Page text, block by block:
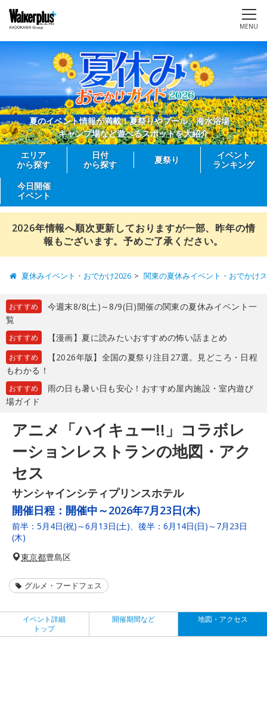
MENU
夏のイベント情報が満載！夏祭りやプール、海水浴場、
キャンプ場など遊べるスポットを大紹介
エリア
から探す
日付
から探す
夏祭り
イベント
ランキング
今日開催
イベント
2026年情報へ順次更新しておりますが一部、昨年の情
報もございます。予めご了承ください。
夏休みイベント・おでかけ2026 関東の夏休みイベント・おでかけ
おすすめ
今週末8/8(土)～8/9(日)開催の関東の夏休みイベント一
覧
おすすめ 【漫画】夏に読みたいおすすめの怖い話まとめ
おすすめ
【2026年版】全国の夏祭り注目27選。見どころ・日程
もわかる！
おすすめ
雨の日も暑い日も安心！おすすめ屋内施設・室内遊び
場ガイド
アニメ「ハイキュー!!」コラボレ
ーションレストランの地図・アク
セス
サンシャインシティプリンスホテル
開催日程： 開催中～2026年7月23日(木)
前半：5月4日(祝)～6月13日(土)、後半：6月14日(日)～7月23日
(木)
東京都豊島区
グルメ・フードフェス
イベント詳細
トップ
開催期間など 地図・アクセス